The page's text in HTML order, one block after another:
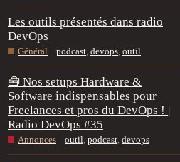
Les outils présentés dans radio
DevOps
Général podcast, devops, outil
🧰 Nos setups Hardware &
Software indispensables pour
Freelances et pros du DevOps ! |
Radio DevOps #35
Annonces outil, podcast, devops